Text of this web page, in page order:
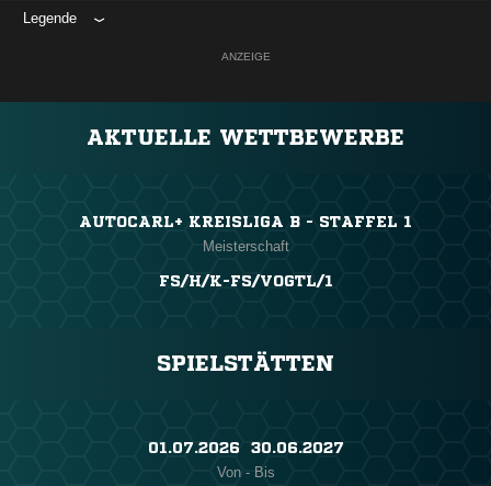
Legende
ANZEIGE
AKTUELLE WETTBEWERBE
AUTOCARL+ KREISLIGA B - STAFFEL 1
Meisterschaft
FS/H/K-FS/VOGTL/1
SPIELSTÄTTEN
01.07.2026 ​ 30.06.2027
Von - Bis